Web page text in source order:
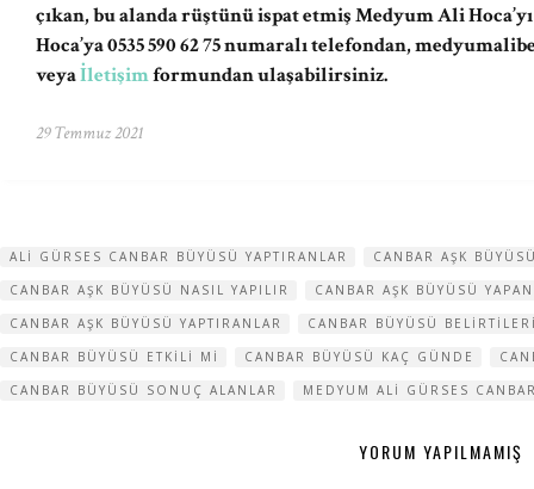
çıkan, bu alanda rüştünü ispat etmiş Medyum Ali
Hoca’ya 0535 590 62 75 numaralı telefondan,
veyaİletişimformundan ulaşabilirsiniz.
29 Temmuz 2021
ALI GÜRSES CANBAR BÜYÜSÜ YAPTIRANLAR
CANBAR AŞK
CANBAR AŞK BÜYÜSÜ NASIL YAPILIR
CANBAR AŞK BÜYÜSÜ
CANBAR AŞK BÜYÜSÜ YAPTIRANLAR
CANBAR BÜYÜSÜ
CANBAR BÜYÜSÜ ETKILI MI
CANBAR BÜYÜSÜ KAÇ GÜNDE
CANBAR BÜYÜSÜ SONUÇ ALANLAR
MEDYUM ALI GÜRSES
YORUM YAPILMAMIŞ